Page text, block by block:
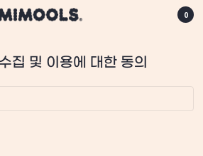
0
집 및 이용에 대한 동의